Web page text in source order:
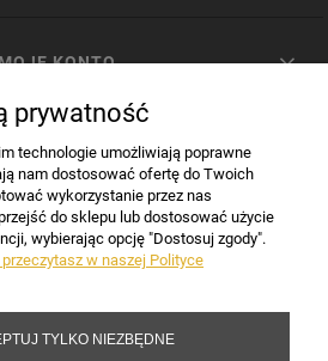
KONTO
INFORMACJE
prywatność
technologie umożliwiają poprawne
nam dostosować ofertę do Twoich
wykorzystanie przez nas
do sklepu lub dostosować użycie
wybierając opcję "Dostosuj zgody".
w naszej Polityce
TYLKO NIEZBĘDNE